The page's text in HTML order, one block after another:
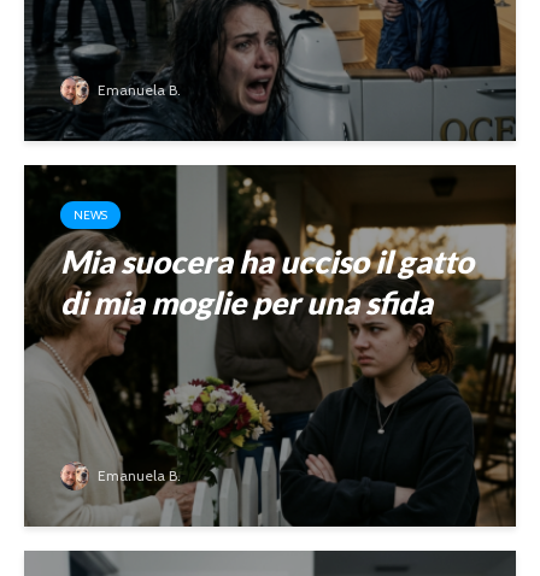
Emanuela B.
NEWS
Mia suocera ha ucciso il gatto
di mia moglie per una sfida
Emanuela B.